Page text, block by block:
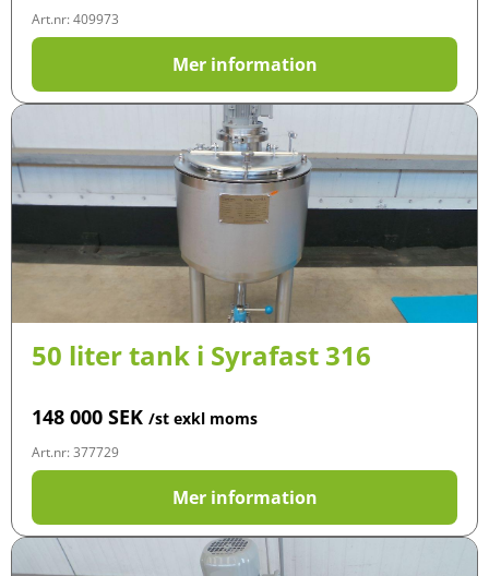
Art.nr: 409973
Mer information
50 liter tank i Syrafast 316
148 000 SEK /st exkl moms
Art.nr: 377729
Mer information